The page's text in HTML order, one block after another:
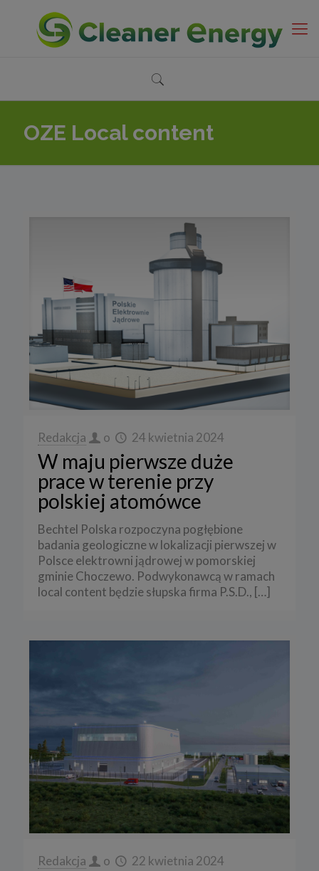
OZE Local content
Redakcja o 24 kwietnia 2024
W maju pierwsze duże
prace w terenie przy
polskiej atomówce
Bechtel Polska rozpoczyna pogłębione
badania geologiczne w lokalizacji pierwszej w
Polsce elektrowni jądrowej w pomorskiej
gminie Choczewo. Podwykonawcą w ramach
local content będzie słupska firma P.S.D., […]
Redakcja o 22 kwietnia 2024